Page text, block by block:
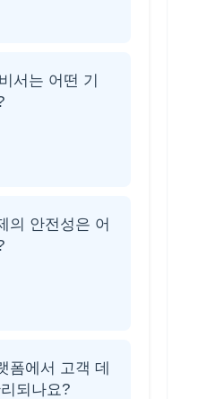
서는 어떤 기
의 안전성은 어
폼에서 고객 데
되나요?